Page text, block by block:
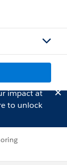
impact at
to unlock